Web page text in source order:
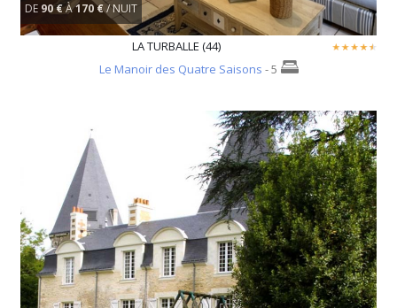
DE 90 €À170 €/ NUIT
LA TURBALLE (44)
Le Manoir des Quatre Saisons - 5